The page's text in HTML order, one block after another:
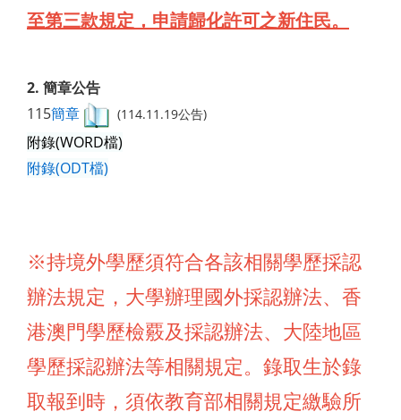
至第三款規定，申請歸化許可之新住民。
2. 簡章公告
115簡章 (114.11.19公告)
附錄(WORD檔)
附錄(ODT檔)
※持境外學歷須符合各該相關學歷採認
辦法規定，大學辦理國外採認辦法、香
港澳門學歷檢覈及採認辦法、大陸地區
學歷採認辦法等相關規定。錄取生於錄
取報到時，須依教育部相關規定繳驗所